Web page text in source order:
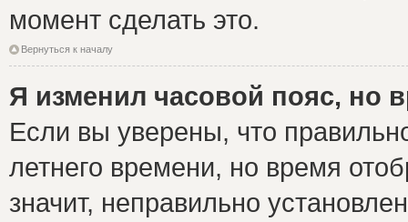
момент сделать это.
Вернуться к началу
Я изменил часовой пояс, но
Если вы уверены, что
летнего времени, но время
значит, неправильно